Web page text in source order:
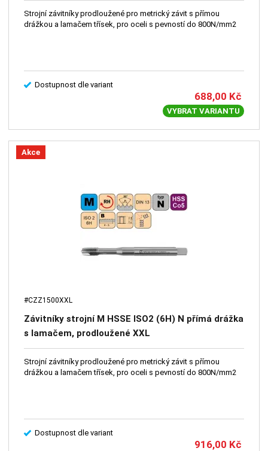
Strojní závitníky prodloužené pro metrický závit s přímou
drážkou a lamačem třísek, pro oceli s pevností do 800N/mm2
Dostupnost dle variant
688,00 Kč
VYBRAT VARIANTU
Akce
#CZZ1500XXL
Závitníky strojní M HSSE ISO2 (6H) N přímá drážka
s lamačem, prodloužené XXL
Strojní závitníky prodloužené pro metrický závit s přímou
drážkou a lamačem třísek, pro oceli s pevností do 800N/mm2
Dostupnost dle variant
916,00 Kč